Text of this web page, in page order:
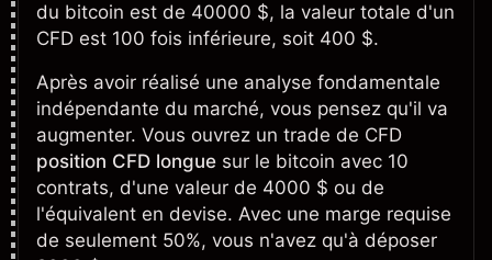
du bitcoin est de 40000 $, la valeur totale d'un
CFD est 100 fois inférieure, soit 400 $.
Après avoir réalisé une analyse fondamentale
indépendante du marché, vous pensez qu'il va
augmenter. Vous ouvrez un trade de CFD
position CFD longue sur le bitcoin avec 10
contrats, d'une valeur de 4000 $ ou de
l'équivalent en devise. Avec une marge requise
de seulement 50%, vous n'avez qu'à déposer